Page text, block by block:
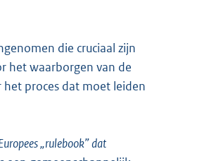
die cruciaal zijn
het waarborgen van de
het proces dat moet leiden
„rulebook” dat